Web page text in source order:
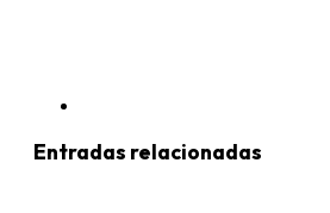
Entradas relacionadas